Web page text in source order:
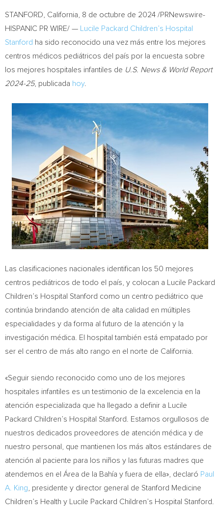
STANFORD, California 8 de octubre de 2024 /PRNewswire-
HISPANIC PR WIRE/ —
Lucile Packard Children’s Hospital
Stanford ha sido reconocido una vez más entre los mejores
centros médicos pediátricos del país por la encuesta sobre
los mejores hospitales infantiles de U.S. News & World Report
2024-25, publicada hoy.
Las clasificaciones nacionales identifican los 50 mejores
centros pediátricos de todo el país, y colocan a Lucile Packard
Children’s Hospital Stanford como un centro pediátrico que
continúa brindando atención de alta calidad en múltiples
especialidades y da forma al futuro de la atención y la
investigación médica. El hospital también está empatado por
ser el centro de más alto rango en el norte de California
«Seguir siendo reconocido como uno de los mejores
hospitales infantiles es un testimonio de la excelencia en la
atención especializada que ha llegado a definir a Lucile
Packard Children’s Hospital Stanford. Estamos orgullosos de
nuestros dedicados proveedores de atención médica y de
nuestro personal, que mantienen los más altos estándares de
atención al paciente para los niños y las futuras madres que
atendemos en el Área de la Bahía y fuera de ella», declaró Paul
A. King , presidente y director general de Stanford Medicine
Children’s Health y Lucile Packard Children’s Hospital Stanford.